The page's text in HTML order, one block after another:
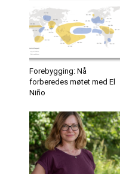
Forebygging: Nå
forberedes møtet med El
Niño